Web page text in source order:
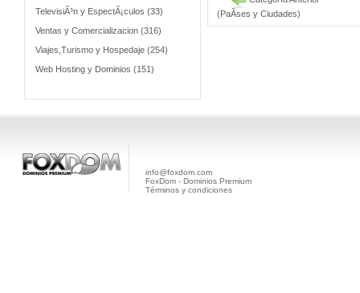
TelevisiÃ³n y EspectÃ¡culos (33)
Ventas y Comercializacion (316)
Viajes,Turismo y Hospedaje (254)
Web Hosting y Dominios (151)
(PaÃ­ses y Ciudades)
info@foxdom.com
FoxDom - Dominios Premium
Términos y condiciones